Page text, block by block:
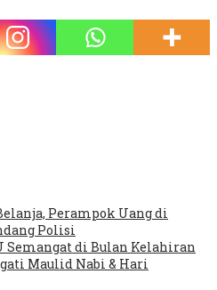
Perampok Uang di
Polisi
Semangat di Bulan Kelahiran
Maulid Nabi & Hari